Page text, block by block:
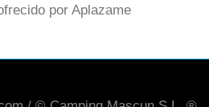
por Aplazame